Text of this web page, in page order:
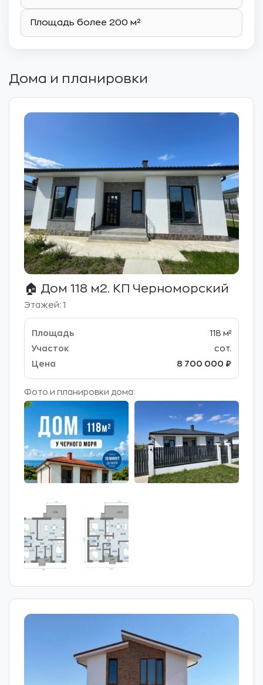
Площадь более 200 м²
Дома и планировки
🏠 Дом 118 м2. КП Черноморский
Этажей: 1
118 м²
сот.
8 700 000 ₽
Фото и планировки дома: